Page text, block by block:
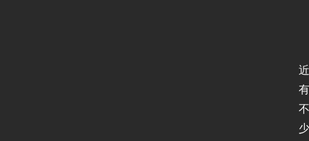
近
有
不
少